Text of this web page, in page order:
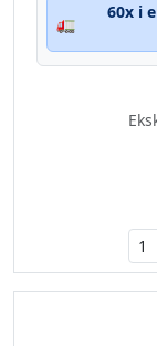
🚛
60x i